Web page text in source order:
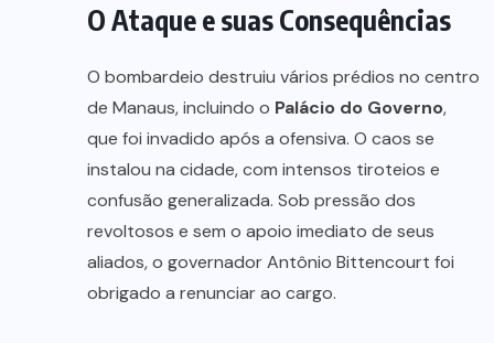
O Ataque e suas Consequências
O bombardeio destruiu vários prédios no centro
de Manaus, incluindo o Palácio do Governo,
que foi invadido após a ofensiva. O caos se
instalou na cidade, com intensos tiroteios e
confusão generalizada. Sob pressão dos
revoltosos e sem o apoio imediato de seus
aliados, o governador Antônio Bittencourt foi
obrigado a renunciar ao cargo.